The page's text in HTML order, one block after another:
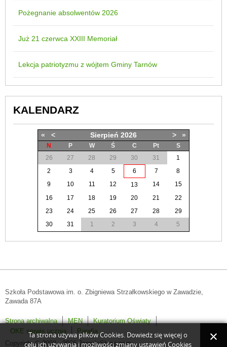
Pożegnanie absolwentów 2026
Już 21 czerwca XXIII Memoriał
Lekcja patriotyzmu z wójtem Gminy Tarnów
KALENDARZ
« < Sierpień 2026 > »
N P W Ś C Pt
S
26
27 28 29 30 31
1
2
3 4 5 6 7
8
9
10 11 12 13 14
15
16
17 18 19 20 21
22
23
24 25 26 27 28
29
30
31 1 2 3 4 5
Szkoła Podstawowa im. o. Zbigniewa Strzałkowskiego w Zawadzie,
Zawada 87A
Strona archiwalna MEN
Kuratorium Oświaty
OKE serwis ucznia
Parafia
Copyright © 2008 - 2026 JoomlaShine.com.
Ta strona używa plików Cookies. Dowiedz się więcej o
celu ich używania i możliwości zmiany ustawień Cookies